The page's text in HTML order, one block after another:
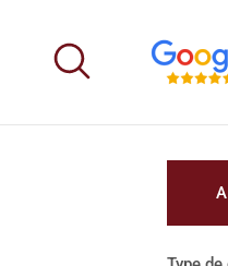
contenu